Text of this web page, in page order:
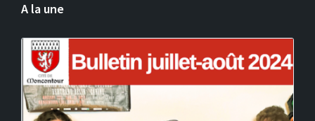
A la une